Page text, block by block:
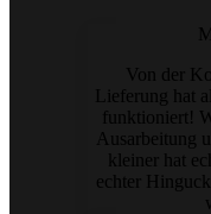
Von der
Lieferung hat
funktioniert!
Ausarbeitung
kleiner hat
echter